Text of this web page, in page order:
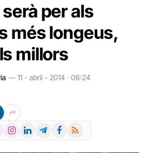
per als
més longeus,
millors
11 - abril - 2014 · 06:24
Instagram
LinkedInTelegramFacebook
RSS